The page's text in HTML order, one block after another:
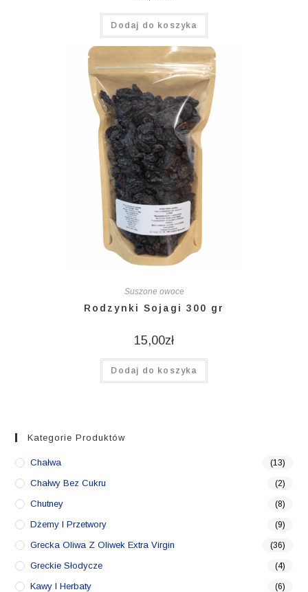
Dodaj do koszyka
Suszone owoce
Rodzynki Sojagi 300 gr
15,00zł
Dodaj do koszyka
Kategorie Produktów
Chałwa (13)
Chałwy Bez Cukru (2)
Chutney (8)
Dżemy I Przetwory (9)
Grecka Oliwa Z Oliwek Extra Virgin (36)
Greckie Słodycze (4)
Kawy I Herbaty (6)